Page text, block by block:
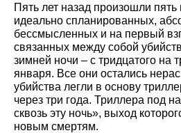
Пять лет назад произошли
идеально спланированных,
бессмысленных и на первый
связанных между собой
зимней ночи – с тридцатого на
января. Все они остались
убийства легли в основу
через три года. Триллера под
сквозь эту ночь», выход
новым смертям.